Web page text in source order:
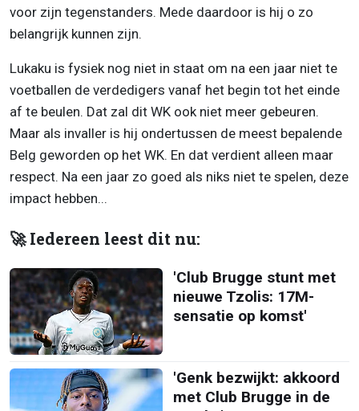
voor zijn tegenstanders. Mede daardoor is hij o zo
belangrijk kunnen zijn.
Lukaku is fysiek nog niet in staat om na een jaar niet te
voetballen de verdedigers vanaf het begin tot het einde
af te beulen. Dat zal dit WK ook niet meer gebeuren.
Maar als invaller is hij ondertussen de meest bepalende
Belg geworden op het WK. En dat verdient alleen maar
respect. Na een jaar zo goed als niks niet te spelen, deze
impact hebben...
🚀 Iedereen leest dit nu:
'Club Brugge stunt met
nieuwe Tzolis: 17M-
sensatie op komst'
'Genk bezwijkt: akkoord
met Club Brugge in de